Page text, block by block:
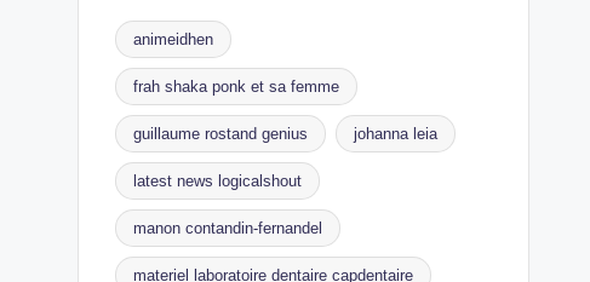
animeidhen
frah shaka ponk et sa femme
guillaume rostand genius johanna leia
latest news logicalshout
manon contandin-fernandel
materiel laboratoire dentaire capdentaire